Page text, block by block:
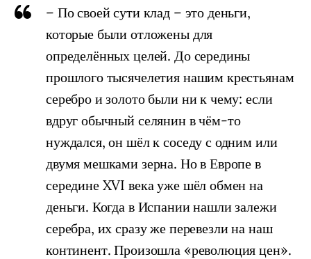
– По своей сути клад – это деньги,
которые были отложены для
определённых целей. До середины
прошлого тысячелетия нашим крестьянам
серебро и золото были ни к чему: если
вдруг обычный селянин в чём-то
нуждался, он шёл к соседу с одним или
двумя мешками зерна. Но в Европе в
середине XVI века уже шёл обмен на
деньги. Когда в Испании нашли залежи
серебра, их сразу же перевезли на наш
континент. Произошла «революция цен».